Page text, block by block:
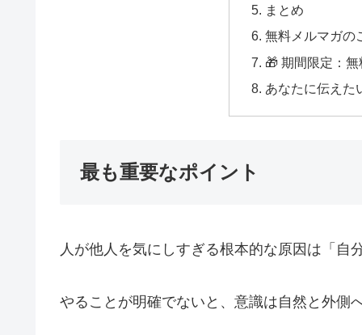
まとめ
無料メルマガの
🎁 期間限定：
あなたに伝えた
最も重要なポイント
人が他人を気にしすぎる根本的な原因は「自
やることが明確でないと、意識は自然と外側